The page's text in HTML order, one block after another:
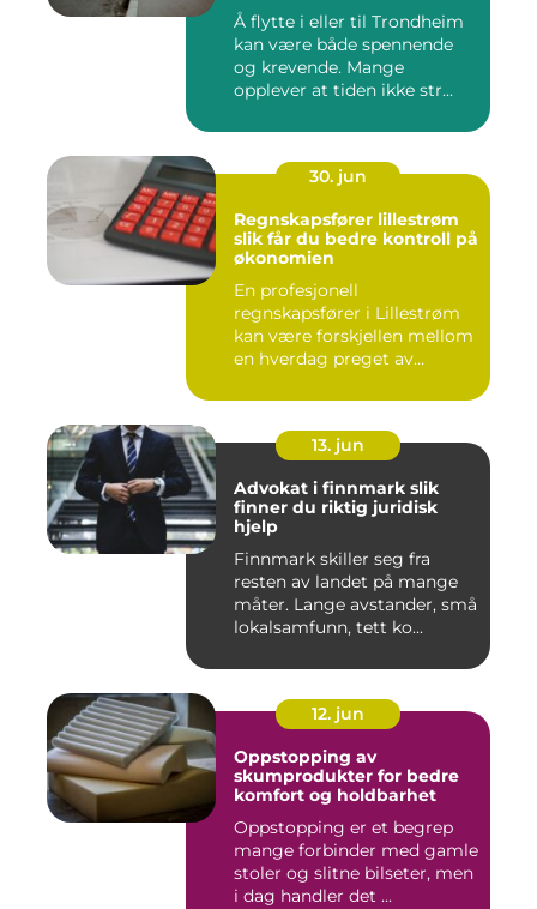
Å flytte i eller til Trondheim
kan være både spennende
og krevende. Mange
opplever at tiden ikke str...
30. jun
Regnskapsfører lillestrøm
slik får du bedre kontroll på
økonomien
En profesjonell
regnskapsfører i Lillestrøm
kan være forskjellen mellom
en hverdag preget av
13. jun
Advokat i finnmark slik
finner du riktig juridisk
hjelp
Finnmark skiller seg fra
resten av landet på mange
måter. Lange avstander, små
lokalsamfunn, tett ko...
12. jun
Oppstopping av
skumprodukter for bedre
komfort og holdbarhet
Oppstopping er et begrep
mange forbinder med gamle
stoler og slitne bilseter, men
i dag handler det ...